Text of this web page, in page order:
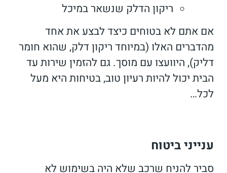
ריקון הדלק שנשאר במיכל
אם אתם לא בטוחים כיצד לבצע את אחד
מהדברים האלו (במיוחד ריקון דלק, שהוא חומר
דליק), היוועצו עם מוסך. גם להזמין שירות עד
הבית יכול להיות רעיון טוב, בטיחות היא מעל
לכל…
ענייני ביטוח
סביר להניח שרכב שלא היה בשימוש לא